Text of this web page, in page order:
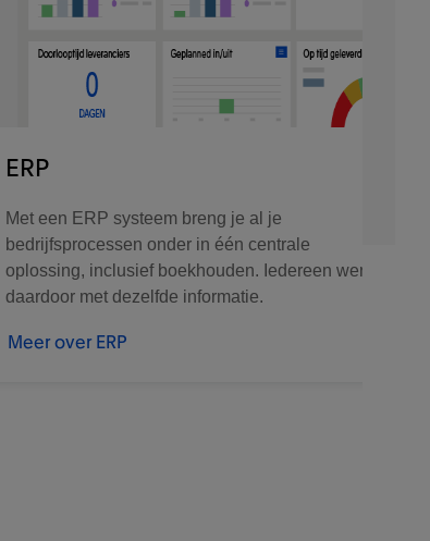
ERP
Met een ERP systeem breng je al je
bedrijfsprocessen onder in één centrale
oplossing, inclusief boekhouden. Iedereen werkt
daardoor met dezelfde informatie.
Meer over ERP